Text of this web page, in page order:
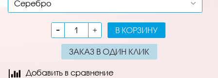
В КОРЗИНУ
ЗАКАЗ В ОДИН КЛИК
Добавить в сравнение